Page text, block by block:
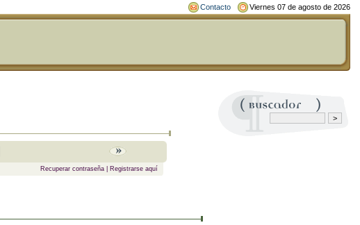
Contacto Viernes 07 de agosto de 2026
Recuperar contraseña| Registrarse aquí